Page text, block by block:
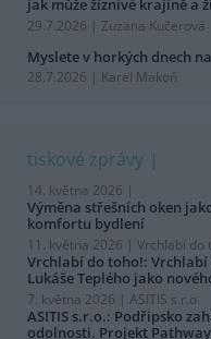
jak může žíznivé krajině a
29.7.2026 | Zuzana Kučerová
Myslete v horkých dnech
28.7.2026 | Karel Makoň
tiskové zprávy
14. května 2026 |
Výměna střešních oken
komfortu bydlení
11. května 2026 | Vrchlabí do
Vrchlabí do toho!:
Lukáše Teplého jako
7. května 2026 | ASITIS s.r.o.
ASITIS s.r.o.: Podřipsko
odolnosti. Projekt